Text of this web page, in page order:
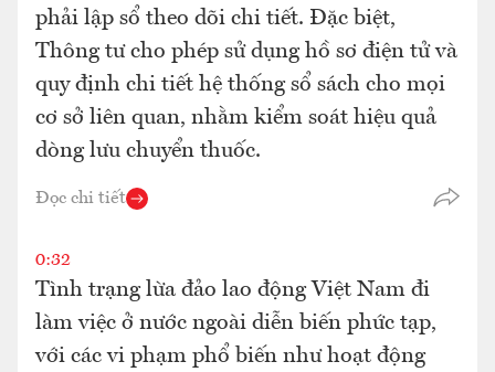
phải lập sổ theo dõi chi tiết. Đặc biệt,
Thông tư cho phép sử dụng hồ sơ điện tử và
quy định chi tiết hệ thống sổ sách cho mọi
cơ sở liên quan, nhằm kiểm soát hiệu quả
dòng lưu chuyển thuốc.
Đọc chi tiết
0:32
Tình trạng lừa đảo lao động Việt Nam đi
làm việc ở nước ngoài diễn biến phức tạp,
với các vi phạm phổ biến như hoạt động